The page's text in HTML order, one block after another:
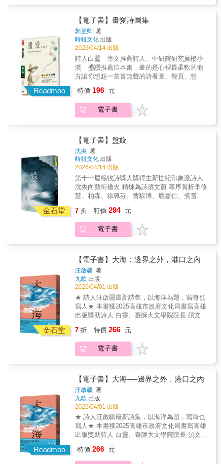
流淌、畫面躍入&hellip;&hellip; 他的詩歌不曾
離散，沾過你經歷的生命， 一起在時間裡活
著。
都能展現深沉的社會關懷。整本詩集的另外一
一行詩句，不僅套用社群網路的符號，不少句
子回應全詩，也有時點出緣物起興之所在，讓
讀者回味無窮。《盤旋》是一部具有探索性和
實驗性的詩集。作者能以獨特的結構形式、精
彩的語言和深刻的思想，展現了當代詩人的多
元觀點，抒情唯美與社會關懷兼具，在同時代
詩風中另闢蹊徑，十分秀異。
Readmoo
【電子書】畫愛詩圖集
郭至卿 著
時報文化 出版
2026/04/14 出版
詩人白靈 專文推薦詩人、中研院研究員楊小
濱 盛讚推薦這本書，畫的是心裡最柔軟的地
方讓你想起一首首無聲的詩看圖、翻頁、想
的詩句與AI繪圖結合的實驗之作，賦予AI顏色
上的指令，配合詩句的意象，結合成為一幅幅
或超現實、或意識流的畫作。詩與畫在此處，
特價 196 元
電子書
金石堂
【電子書】盤旋
沈央 著
時報文化 出版
2026/04/14 出版
第十一屆楊牧詩獎大獎得主新世紀印象派詩人
沈央向藝術借火 精煉為詩須文蔚 專序賞析李修
慧、柏森、徐珮芬、曹馭博、扈嘉仁、煮雪的
薦我在遙遠的高空看著所有深愛或離去的人，
始終找不到可以落下的地方。--沈央《盤旋》是
一部具有高度探索性與實驗性的卓越詩集，以
當代青年詩人多元而宏闊的觀點。既有「一匙
花尖的安慰劑」的溫婉，亦有「燃燒了聖像」
的決絕。 --須文蔚2025第十一屆楊牧詩獎得獎
作品，詩集《盤旋》以其獨特的結構和深刻的
思想性，脫穎而出。從小喜愛畫畫的青年詩人
沈央，習慣於在手眼協作中，覺察生而為人最
純粹的身體性。美術系畢業的他，同時卻也是
個哲學家，敏於思考，巧妙地運用互文手法，
與西方藝術和電影對話，卻不落於窠臼。《盤
興時代重現，讀者像是進入了一場觀覽不完的
精緻名畫饗宴，後半則多方反映現實，批判國
際情勢，無論是關注反戰或香港民主等議題，
都能展現深沉的社會關懷。整本詩集的另外一
大特色，是每一首詩都收束在＃紅字標籤下的
一行詩句，不僅套用社群網路的符號，不少句
子回應全詩，也有時點出緣物起興之所在，讓
讀者回味無窮。《盤旋》是一部具有探索性和
實驗性的詩集。作者能以獨特的結構形式、精
彩的語言和深刻的思想，展現了當代詩人的多
元觀點，抒情唯美與社會關懷兼具，在同時代
詩風中另闢蹊徑，十分秀異。
7 折 特價 294 元
電子書
金石堂
【電子書】大海：邊界之外，港口之內
汪啟疆 著
九歌 出版
2026/04/01 出版
★ 詩人汪啟疆最新詩集，以海洋為題，寫海也
寫人★ 本書獲2025高雄市政府文化局書寫高雄
出版獎助詩人 白靈、臺師大文學院院長 須文蔚
敏勇、陳克華、陳黎、簡政珍、李進文 澎湃推
薦這是一部巨大的、充滿生與死、愛與痛的詩
集汪啟疆用生命馳騁在星圖與羅盤交織的無垠
與大海結下不解之緣。退役後筆耕不輟，便為
喜愛的海洋留下一部美好詩集。全書分六大部
分，蘊含滄海桑田的陸地情懷，與舊情難捨的
海洋各樣回憶、體認。「我和我們的大海」從
以四首長詩描繪海上的風光；在「某尾獨角鯨
生涯」訴說海的詭變及盼望；「靈魂和鹽屑時
間」試圖將浩瀚凝結在詩句中；而「回頭就凝
作了鹽柱」則是抒發內心世界，以及海陸之間
的人間憧憬；而「海橫在膝上對談」記載人、
7 折 特價 266 元
電子書
Readmoo
【電子書】大海──邊界之外，港口之內
汪啟疆 著
九歌 出版
2026/04/01 出版
★ 詩人汪啟疆最新詩集，以海洋為題，寫海也
寫人★ 本書獲2025高雄市政府文化局書寫高雄
出版獎助詩人 白靈、臺師大文學院院長 須文蔚
敏勇、陳克華、陳黎、簡政珍、李進文 澎湃推
薦這是一部巨大的、充滿生與死、愛與痛的詩
特價 266 元